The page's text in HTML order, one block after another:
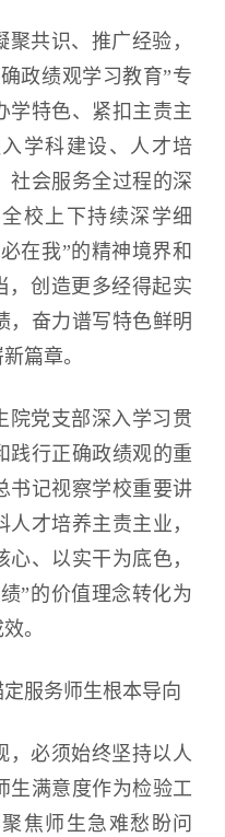
共识、推广经验，
政绩观学习教育”专
学特色、紧扣主责主
学科建设、人才培
社会服务全过程的深
校上下持续深学细
在我”的精神境界和
，创造更多经得起实
，奋力谱写特色鲜明
篇章。
院党支部深入学习贯
践行正确政绩观的重
书记视察学校重要讲
才培养主责主业，
、以实干为底色，
”的价值理念转化为
。
服务师生根本导向
，必须始终坚持以人
生满意度作为检验工
焦师生急难愁盼问